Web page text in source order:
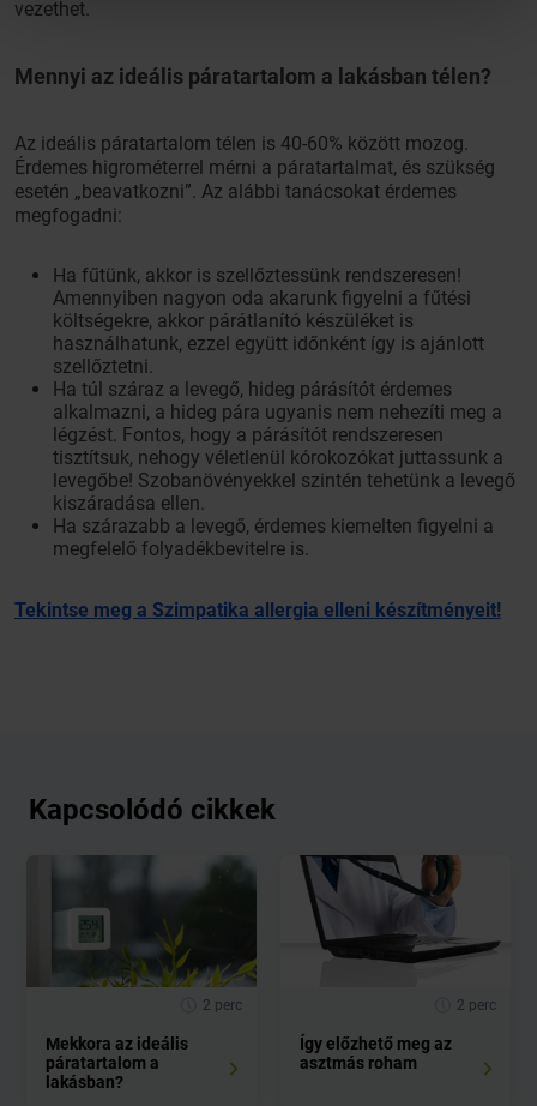
vezethet.
Mennyi az ideális páratartalom a lakásban télen?
Az ideális páratartalom télen is 40-60% között mozog.
Érdemes higrométerrel mérni a páratartalmat, és szükség
esetén „beavatkozni”. Az alábbi tanácsokat érdemes
megfogadni:
Ha fűtünk, akkor is szellőztessünk rendszeresen!
Amennyiben nagyon oda akarunk figyelni a fűtési
költségekre, akkor párátlanító készüléket is
használhatunk, ezzel együtt időnként így is ajánlott
szellőztetni.
Ha túl száraz a levegő, hideg párásítót érdemes
alkalmazni, a hideg pára ugyanis nem nehezíti meg a
légzést. Fontos, hogy a párásítót rendszeresen
tisztítsuk, nehogy véletlenül kórokozókat juttassunk a
levegőbe! Szobanövényekkel szintén tehetünk a levegő
kiszáradása ellen.
Ha szárazabb a levegő, érdemes kiemelten figyelni a
megfelelő folyadékbevitelre is.
Tekintse meg a Szimpatika allergia elleni készítményeit!
Kapcsolódó cikkek
2 perc
Mekkora az ideális
páratartalom a
lakásban?
2 perc
Így előzhető meg az
asztmás roham